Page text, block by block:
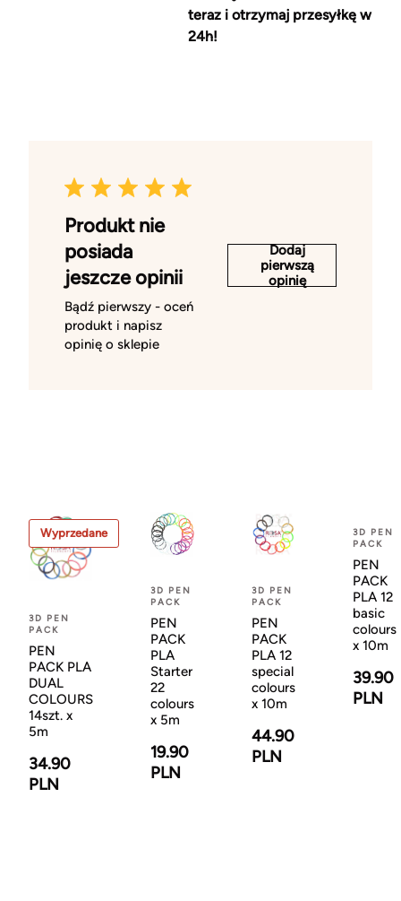
teraz i otrzymaj przesyłkę w
24h!
Produkt nie
posiada
jeszcze opinii
Bądź pierwszy - oceń
produkt i napisz
opinię o sklepie
Dodaj
pierwszą
opinię
Wyprzedane
3D PEN
PACK
PEN
PACK PLA
DUAL
COLOURS
14szt. x
5m
34.90
PLN
3D PEN
PACK
PEN
PACK
PLA
Starter
22
colours
x 5m
19.90
PLN
3D PEN
PACK
PEN
PACK
PLA 12
special
colours
x 10m
44.90
PLN
3D PEN
PACK
PEN
PACK
PLA 12
basic
colours
x 10m
39.90
PLN